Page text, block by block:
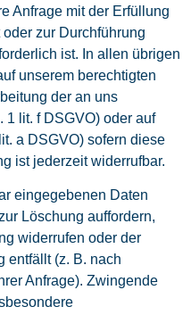
Anfrage mit der Erfüllung
zur Durchführung
ist. In allen übrigen
unserem berechtigten
der an uns
1 lit. f DSGVO) oder auf
a DSGVO) sofern diese
ist jederzeit widerrufbar.
eingegebenen Daten
Löschung auffordern,
widerrufen oder der
entfällt (z. B. nach
Anfrage). Zwingende